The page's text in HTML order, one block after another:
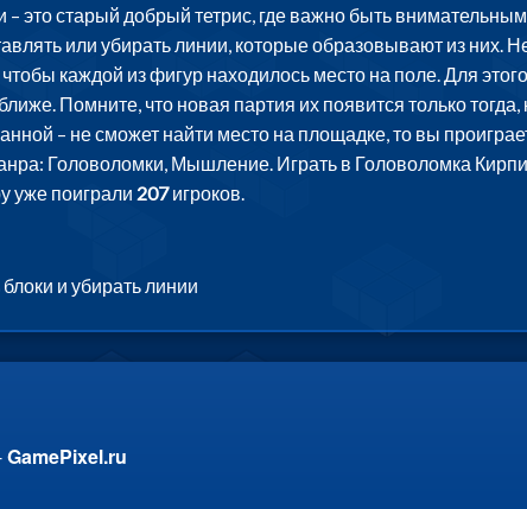
– это старый добрый тетрис, где важно быть
или убирать линии, которые образовывают из них.
каждой из фигур находилось место на поле. Для
Помните, что новая партия их появится только
– не сможет найти место на площадке, то вы
Головоломки, Мышление. Играть в Головоломка
уже поиграли 207игроков.
и убирать линии
GamePixel.ru